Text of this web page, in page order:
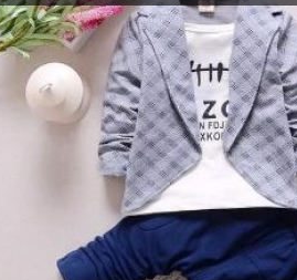
Bluze
Body
Caciulite
Combinezoane
Compleuri
Hanorace
Manusi
Pantaloni